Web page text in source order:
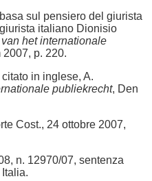
sul pensiero del giurista
italiano Dionisio
het internationale
p. 220.
in inglese, A.
publiekrecht, Den
Cost., 24 ottobre 2007,
n. 12970/07, sentenza